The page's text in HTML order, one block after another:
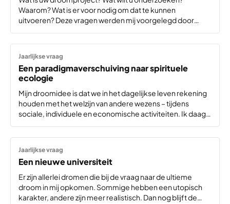
Waarom? Wat is er voor nodig om dat te kunnen
uitvoeren? Deze vragen werden mij voorgelegd door
Jaarlijkse vraag
Een paradigmaverschuiving naar spirituele
ecologie
Mijn droomidee is dat we in het dagelijkse leven rekening
houden met het welzijn van andere wezens – tijdens
sociale, individuele en economische activiteiten. Ik daag
Jaarlijkse vraag
Een nieuwe universiteit
Er zijn allerlei dromen die bij de vraag naar de ultieme
droom in mij opkomen. Sommige hebben een utopisch
karakter, andere zijn meer realistisch. Dan nog blijft de